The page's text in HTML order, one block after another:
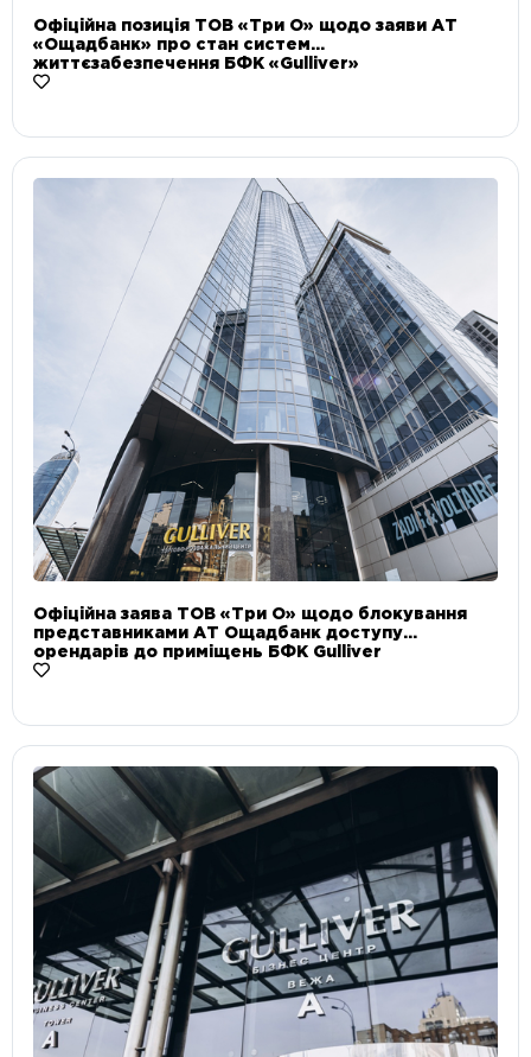
Офіційна позиція ТОВ «Три О» щодо заяви АТ
«Ощадбанк» про стан систем
життєзабезпечення БФК «Gulliver»
Офіційна заява ТОВ «Три О» щодо блокування
представниками АТ Ощадбанк доступу
орендарів до приміщень БФК Gulliver